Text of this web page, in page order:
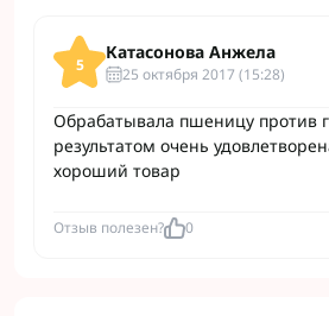
5
Катасонова Анжела
25 октября 2017 (15:28)
Обрабатывала пшеницу против
результатом очень
хороший товар
Отзыв полезен? 0